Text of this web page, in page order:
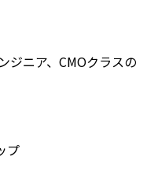
ジニア、CMOクラスの
プ